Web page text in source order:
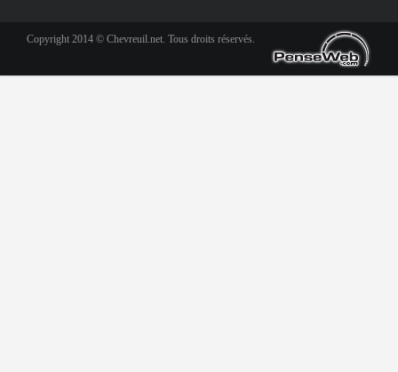
Copyright 2014 © Chevreuil.net. Tous droits réservés.